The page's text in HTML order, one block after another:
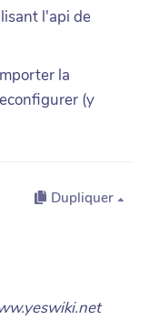
l'api de
la
(y
Dupliquer